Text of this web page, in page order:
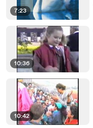
7:23
10:36
10:42